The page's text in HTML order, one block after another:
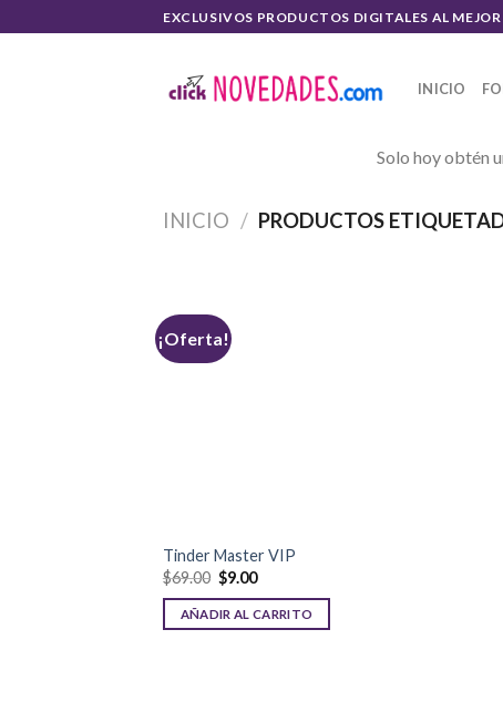
to
EXCLUSIVOS PRODUCTOS DIGITALES AL
INICIO
Solo hoy obtén
INICIO / PRODUCTOS
¡Oferta!
Tinder Master VIP
$69.00 $9.00
AÑADIR AL CARRITO